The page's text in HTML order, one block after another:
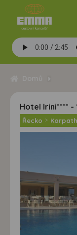
Hotel Irini**** -
Řecko >